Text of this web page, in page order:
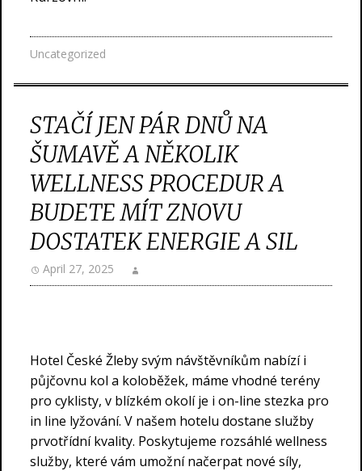
Uncategorized
STAČÍ JEN PÁR DNŮ NA
ŠUMAVĚ A NĚKOLIK
WELLNESS PROCEDUR A
BUDETE MÍT ZNOVU
DOSTATEK ENERGIE A SIL
April 27, 2025
Hotel České Žleby svým návštěvníkům nabízí i
půjčovnu kol a koloběžek, máme vhodné terény
pro cyklisty, v blízkém okolí je i on-line stezka pro
in line lyžování. V našem hotelu dostane služby
prvotřídní kvality. Poskytujeme rozsáhlé wellness
služby, které vám umožní načerpat nové síly,